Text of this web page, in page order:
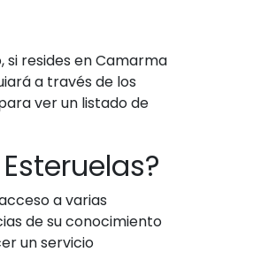
si resides en Camarma
a través de los
ver un listado de
a varias
de su conocimiento
un servicio